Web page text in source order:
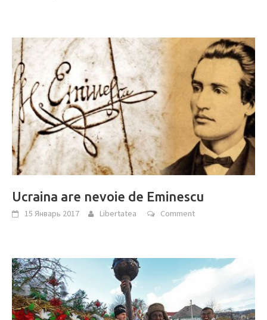
Ucraina are nevoie de Eminescu
15 Январь 2017 Libertatea Comment